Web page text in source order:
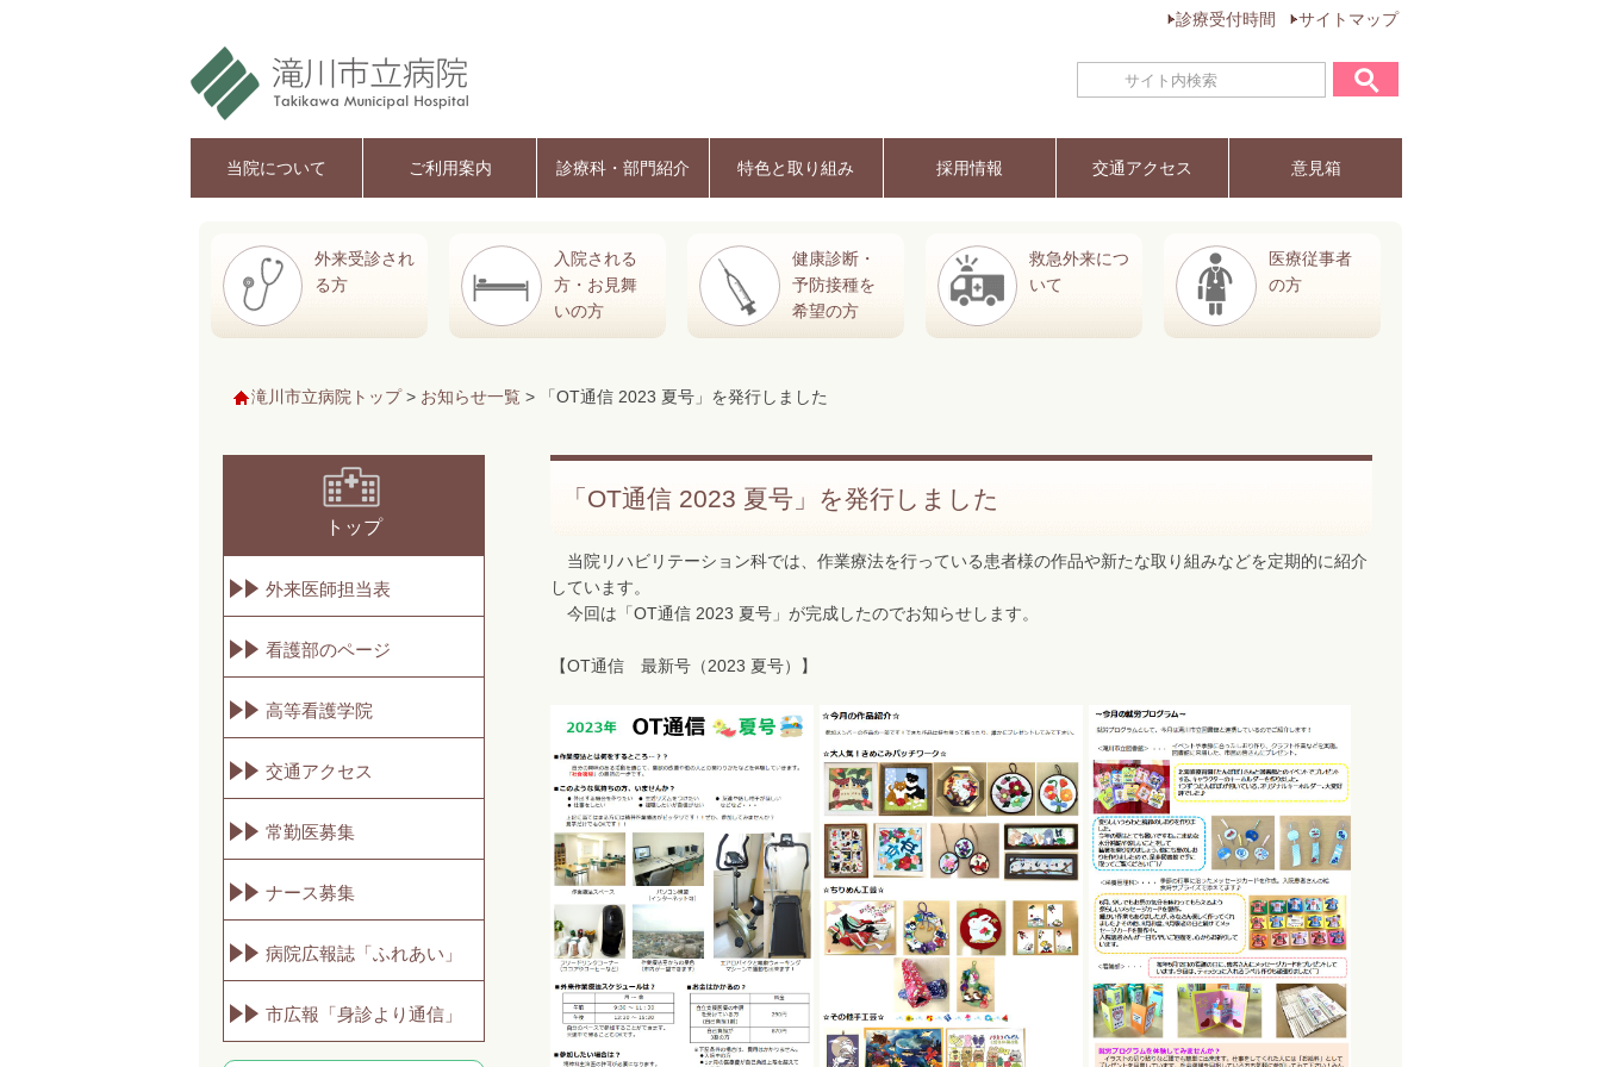
診療受付時間 サイトマップ
当院について ご利用案内 診療科・部門紹介 特色と取り組み 採用情報 交通アクセス 意見箱
外来受診され
る方
入院される
方・お見舞
いの方
健康診断・
予防接種を
希望の方
救急外来につ
いて
医療従事者
の方
滝川市立病院トップ> お知らせ一覧 > 「OT通信 2023 夏号」を発行しました
トップ
外来医師担当表
看護部のページ
高等看護学院
交通アクセス
常勤医募集
ナース募集
病院広報誌「ふれあい」
市広報「身診より通信」
「OT通信 2023 夏号」を発行しました
当院リハビリテーション科では、作業療法を行っている患者様の作品や新たな取り組みなどを定期的に紹介
しています。
今回は「OT通信 2023 夏号」が完成したのでお知らせします。
【OT通信 最新号（2023 夏号）】